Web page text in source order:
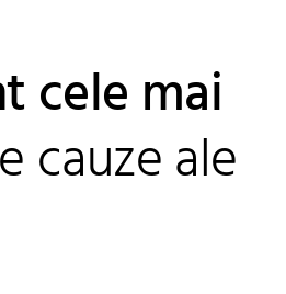
cele mai
cauze ale